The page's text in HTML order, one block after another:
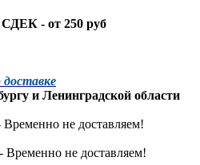
- от 250 руб
и Ленинградской области
не доставляем!
Временно не доставляем!